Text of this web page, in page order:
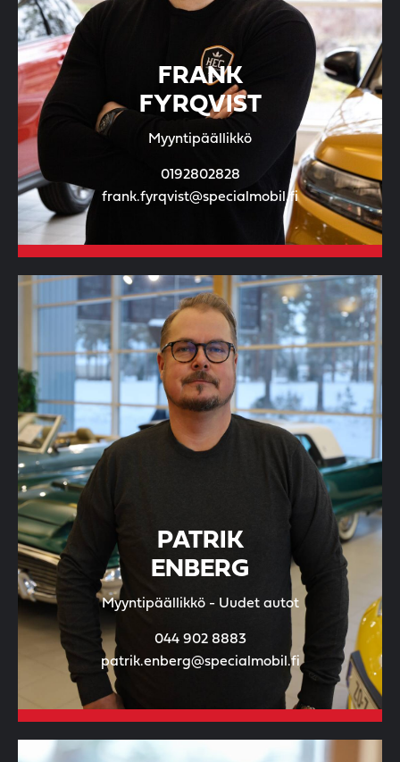
FRANK
FYRQVIST
Myyntipäällikkö
0192802828
frank.fyrqvist@specialmobil.fi
PATRIK
ENBERG
Myyntipäällikkö - Uudet autot
044 902 8883
patrik.enberg@specialmobil.fi